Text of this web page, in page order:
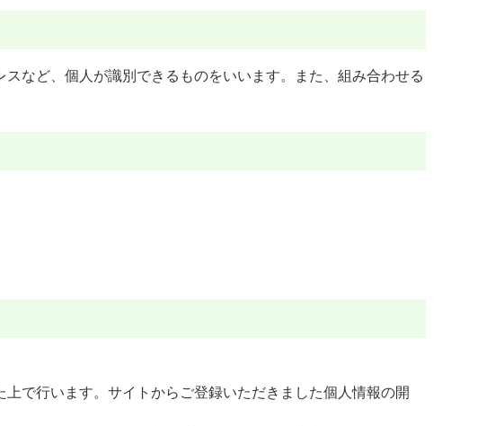
など、個人が識別できるものをいいます。また、組み合わせる
で行います。サイトからご登録いただきました個人情報の開